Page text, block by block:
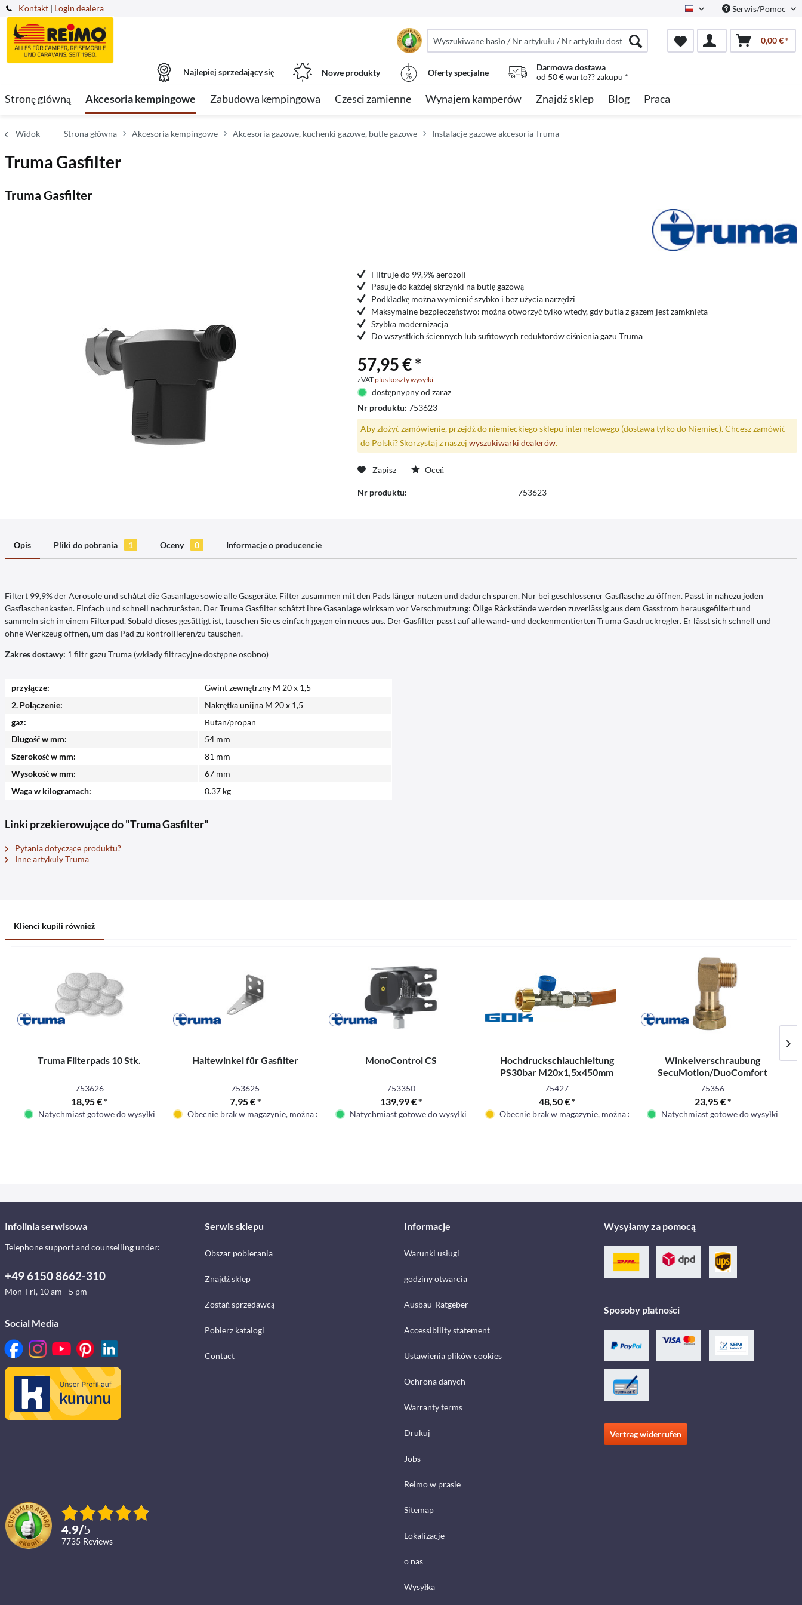
Kontakt Polish Serwis/Pomoc
| Login dealera
0,00 € *
Najlepiej sprzedający się Nowe produkty Oferty specjalne
Darmowa dostawa
od 50 € warto?? zakupu *
Stronę główną Akcesoria kempingowe Zabudowa kempingowa Czesci zamienne Wynajem kamperów Znajdź sklep Blog Praca
Widok Strona główna Akcesoria kempingowe Akcesoria gazowe, kuchenki gazowe, butle gazowe Instalacje gazowe akcesoria Truma
Truma Gasfilter
Truma Gasfilter
Filtruje do 99,9% aerozoli
Pasuje do każdej skrzynki na butlę gazową
Podkładkę można wymienić szybko i bez użycia narzędzi
Maksymalne bezpieczeństwo: można otworzyć tylko wtedy, gdy butla z gazem jest zamknięta
Szybka modernizacja
Do wszystkich ściennych lub sufitowych reduktorów ciśnienia gazu Truma
57,95 € *
zVATplus koszty wysyłki
dostępnypny od zaraz
Nr produktu:753623
Aby złożyć zamówienie, przejdź do niemieckiego sklepu internetowego (dostawa tylko do Niemiec). Chcesz zamówić
do Polski? Skorzystaj z naszejwyszukiwarki dealerów.
Zapisz Oceń
Nr produktu: 753623
Opis Pliki do pobrania 1 Oceny 0 Informacje o producencie
Filtert 99,9% der Aerosole und schåtzt die Gasanlage sowie alle Gasgeräte. Filter zusammen mit den Pads länger nutzen und dadurch sparen. Nur bei geschlossener Gasflasche zu öffnen. Passt in nahezu jeden
Gasflaschenkasten. Einfach und schnell nachzuråsten. Der Truma Gasfilter schåtzt ihre Gasanlage wirksam vor Verschmutzung: Ölige Råckstände werden zuverlässig aus dem Gasstrom herausgefiltert und
sammeln sich in einem Filterpad. Sobald dieses gesättigt ist, tauschen Sie es einfach gegen ein neues aus. Der Gasfilter passt auf alle wand- und deckenmontierten Truma Gasdruckregler. Er lässt sich schnell und
ohne Werkzeug öffnen, um das Pad zu kontrollieren/zu tauschen.
Zakres dostawy: 1 filtr gazu Truma (wkłady filtracyjne dostępne osobno)
przyłącze:
Gwint zewnętrzny M 20 x 1,5
2. Połączenie:
Nakrętka unijna M 20 x 1,5
gaz:
Butan/propan
Długość w mm:
54 mm
Szerokość w mm:
81 mm
Wysokość w mm:
67 mm
Waga w kilogramach:
0.37 kg
Linki przekierowujące do "Truma Gasfilter"
Pytania dotyczące produktu?
Inne artykuły Truma
Klienci kupili również
Truma Filterpads 10 Stk.
753626
18,95 € *
Natychmiast gotowe do wysyłki
Haltewinkel für Gasfilter
753625
7,95 € *
Obecnie brak w magazynie, można zamówić
MonoControl CS
753350
139,99 € *
Natychmiast gotowe do wysyłki
Hochdruckschlauchleitung
PS30bar M20x1,5x450mm
DE/AT/PL
75427
48,50 € *
Obecnie brak w magazynie, można zamówić
Winkelverschraubung
SecuMotion/DuoComfort
75356
23,95 € *
Natychmiast gotowe do wysyłki
Infolinia serwisowa
Telephone support and counselling under:
+49 6150 8662-310
Mon-Fri, 10 am - 5 pm
Social Media
4.9/5
7735 reviews
Serwis sklepu
Obszar pobierania
Znajdź sklep
Zostań sprzedawcą
Pobierz katalogi
Contact
Informacje
Warunki usługi
godziny otwarcia
Ausbau-Ratgeber
Accessibility statement
Ustawienia plików cookies
Ochrona danych
Warranty terms
Drukuj
Jobs
Reimo w prasie
Sitemap
Lokalizacje
o nas
Wysyłka
Wysyłamy za pomocą
Sposoby płatności
Vertrag widerrufen